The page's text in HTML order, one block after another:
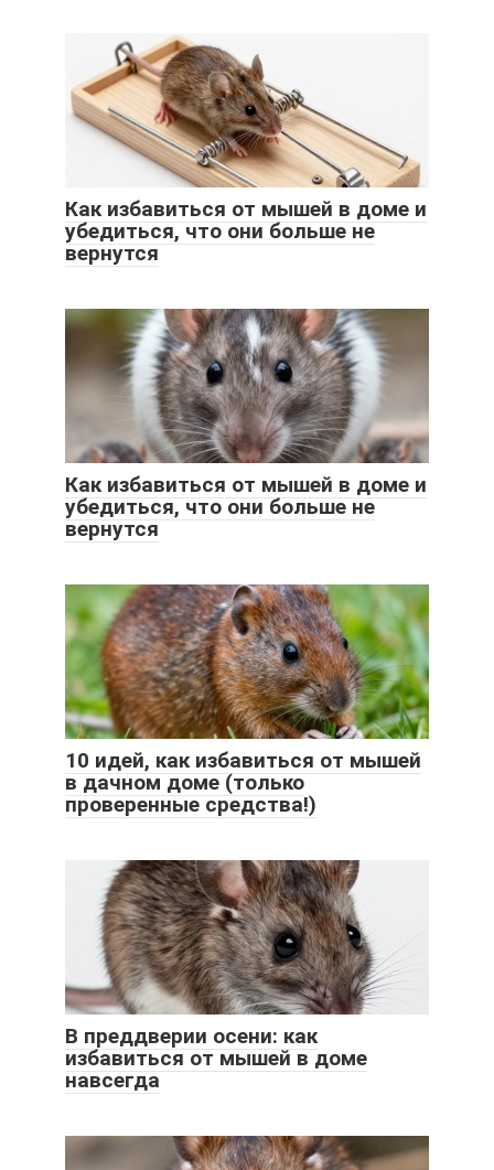
Как избавиться от мышей в доме и
убедиться, что они больше не
вернутся
Как избавиться от мышей в доме и
убедиться, что они больше не
вернутся
10 идей, как избавиться от мышей
в дачном доме (только
проверенные средства!)
В преддверии осени: как
избавиться от мышей в доме
навсегда